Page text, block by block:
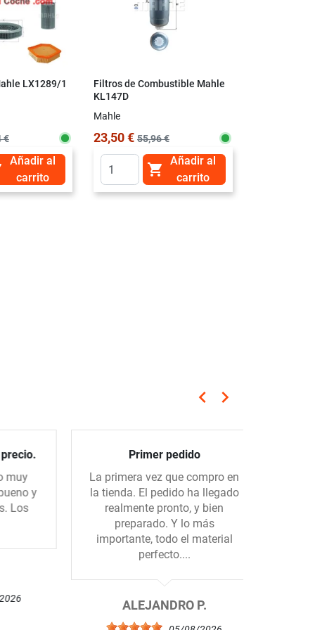
LX1289/1
€
Añadir al
carrito
Filtros de Combustible Mahle
KL147D
Mahle
23,50 € 55,96 €

Añadir al
carrito
Anterior
keyboard_arrow_left Siguiente
keyboard_arrow_right
y
Primer pedido
La primera vez que compro en
la tienda. El pedido ha llegado
realmente pronto, y bien
preparado. Y lo más
importante, todo el material
perfecto....
ALEJANDRO P.